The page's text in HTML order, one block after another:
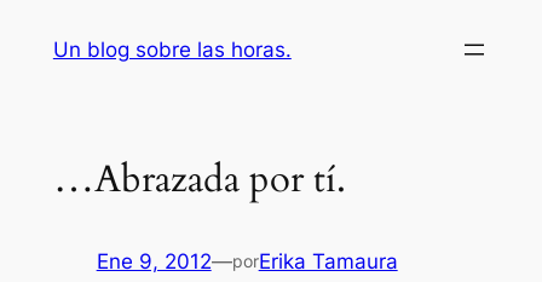
Un blog sobre las horas.
…Abrazada por tí.
Ene 9, 2012—porErika Tamaura